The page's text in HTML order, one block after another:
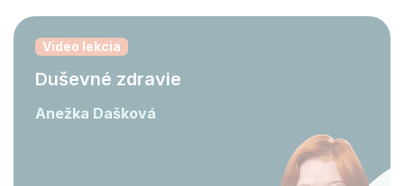
Video lekcia
Duševné zdravie
Anežka Dašková